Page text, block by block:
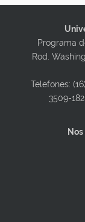
Programa
Rod.
Telefones:
3509-